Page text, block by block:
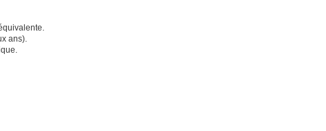
ans).